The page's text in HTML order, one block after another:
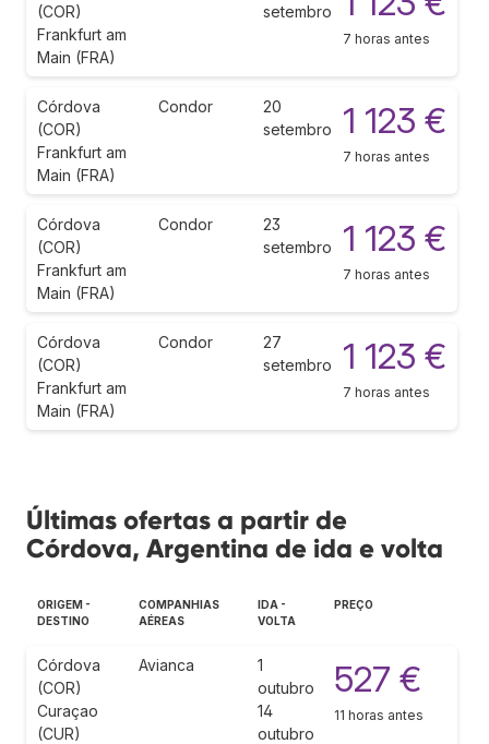
(COR)
Frankfurt am
Main (FRA)
setembro
7 horas antes
Córdova
(COR)
Frankfurt am
Main (FRA)
Condor
20
setembro
1 123 €
7 horas antes
Córdova
(COR)
Frankfurt am
Main (FRA)
Condor
23
setembro
1 123 €
7 horas antes
Córdova
(COR)
Frankfurt am
Main (FRA)
Condor
27
setembro
1 123 €
7 horas antes
Últimas ofertas a partir de
Córdova, Argentina de ida e volta
ORIGEM -
DESTINO
COMPANHIAS
AÉREAS
IDA -
VOLTA
PREÇO
Córdova
(COR)
Curaçao
(CUR)
Avianca
1
outubro
14
outubro
527 €
11 horas antes